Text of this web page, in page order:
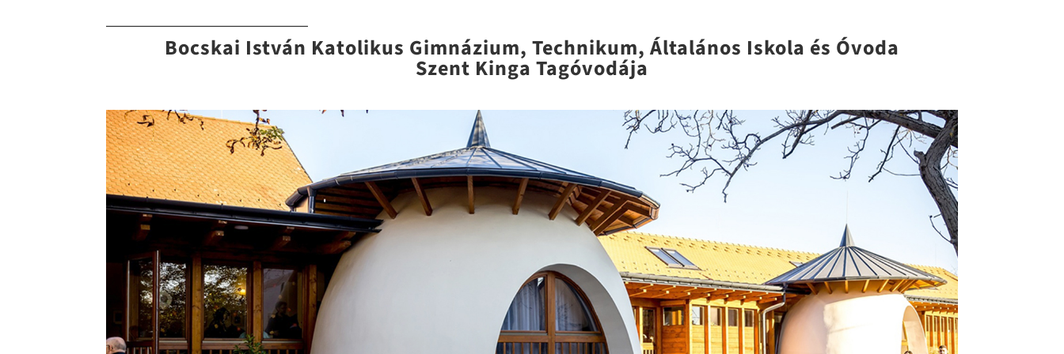
—————————————————
Bocskai István Katolikus Gimnázium, Technikum, Általános Iskola és Óvoda
Szent Kinga Tagóvodája